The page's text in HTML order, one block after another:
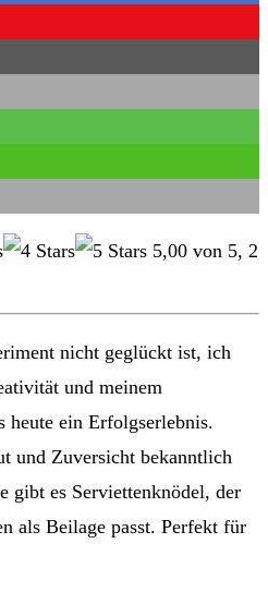
5,00 von 5, 2
nicht geglückt ist, ich
und meinem
heute ein Erfolgserlebnis.
und Zuversicht bekanntlich
gibt es Serviettenknödel, der
als Beilage passt. Perfekt für